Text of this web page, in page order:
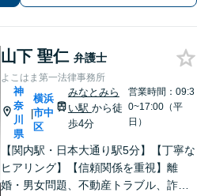
ださい。【休日・夜間面談可】【電話
相談可】
山下 聖仁 弁護士
よこはま第一法律事務所
神
奈
川
県
|
横浜
市中
区
みなとみら
い駅 から徒
歩4分
営業時間：09:3
0~17:00（平
日）
【関内駅・日本大通り駅5分】【丁寧な
ヒアリング】【信頼関係を重視】離
婚・男女問題、不動産トラブル、詐